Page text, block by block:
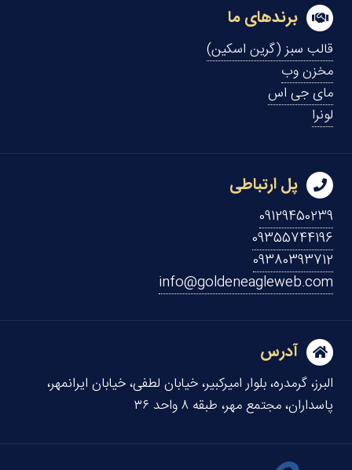
برندهای ما
قالب سبز (گرین اسکین)
مخزن وب
مای جی اس
لونرا
پل ارتباطی
09129450239
09355744196
09380393712
info@goldeneagleweb.com
آدرس
البرز، گرمدره، بلوار امیرکبیر، خیابان لطفی، خیابان ایرانمهر،
پاسداران، مجتمع مهر، طبقه ۸ واحد ۳۶